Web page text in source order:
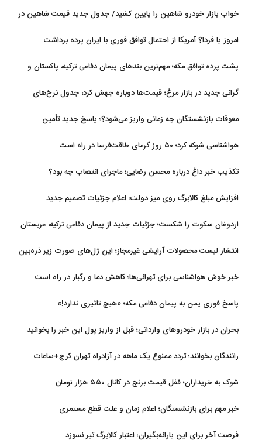
خواب بازار خودرو شاهین را پایین کشید/ جدول جدید قیمت شاهین در
امروز یا فردا؟ آمریکا از احتمال توافق فوری با ایران پرده برداشت
پشت پرده توافق مکه؛ مهم‌ترین بندهای پیمان دفاعی ترکیه، پاکستان و
گرانی جدید در بازار مرغ؛ قیمت‌ها دوباره جهش کرد، جدول نرخ‌های
معوقات بازنشستگان چه زمانی واریز می‌شود؟؛ پاسخ جدید تأمین
هواشناسی شوکه کرد؛ ۵۰ روز گرمای طاقت‌فرسا در راه است
تکذیب خبر داغ درباره محسن رضایی؛ ماجرای انتصاب چه بود؟
افزایش مبلغ کالابرگ روی میز دولت؛ اعلام جزئیات تصمیم جدید
اردوغان سکوت را شکست؛ جزئیات جدید از پیمان دفاعی ترکیه، عربستان
انتشار لیست محصولات آرایشی غیرمجاز؛ این ژل‌های صورت زیر ذره‌بین
خبر خوش هواشناسی برای تهرانی‌ها؛ کاهش دما و رگبار در راه است
پاسخ فوری یمن به پیمان دفاعی مکه؛ «هیچ تاثیری ندارد!»
بحران در بازار خودروهای وارداتی؛ قبل از واریز پول این خبر را بخوانید
رانندگان بخوانند؛ تردد ممنوع یک ماهه در آزادراه تهران کرج+ساعات
شوک به خریداران؛ قفل قیمت برنج در کانال ۵۵۰ هزار تومان
خبر مهم برای بازنشستگان؛ اعلام زمان و علت قطع مستمری
فرصت آخر برای این یارانه‌بگیران؛ اعتبار کالابرگ تیر نسوزد